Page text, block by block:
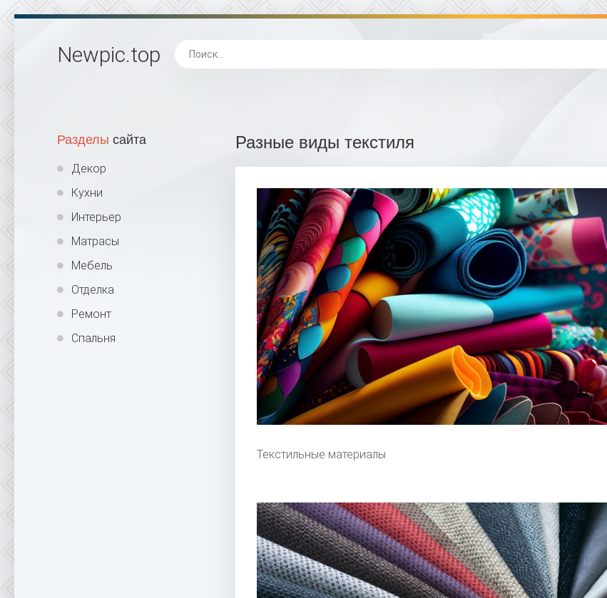
Newpic.top
Разделы сайта
Декор
Кухни
Интерьер
Матрасы
Мебель
Отделка
Ремонт
Спальня
Разные виды текстиля
Текстильные материалы